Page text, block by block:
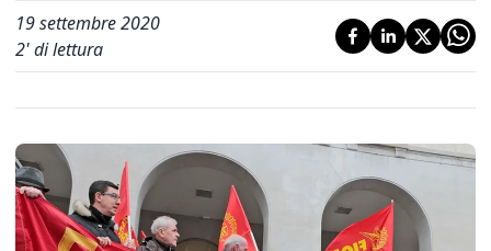
19 settembre 2020
2' di lettura